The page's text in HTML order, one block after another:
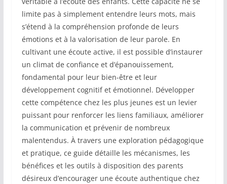
limite pas à simplement entendre leurs mots, mais
s’étend à la compréhension profonde de leurs
émotions et à la valorisation de leur parole. En
cultivant une écoute active, il est possible d’instaurer
un climat de confiance et d’épanouissement,
fondamental pour leur bien-être et leur
développement cognitif et émotionnel. Développer
cette compétence chez les plus jeunes est un levier
puissant pour renforcer les liens familiaux, améliorer
la communication et prévenir de nombreux
malentendus. À travers une exploration pédagogique
et pratique, ce guide détaille les mécanismes, les
bénéfices et les outils à disposition des parents
désireux d’encourager une écoute authentique chez